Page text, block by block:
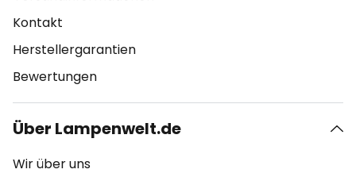
Kontakt
Herstellergarantien
Bewertungen
Über Lampenwelt.de
Wir über uns